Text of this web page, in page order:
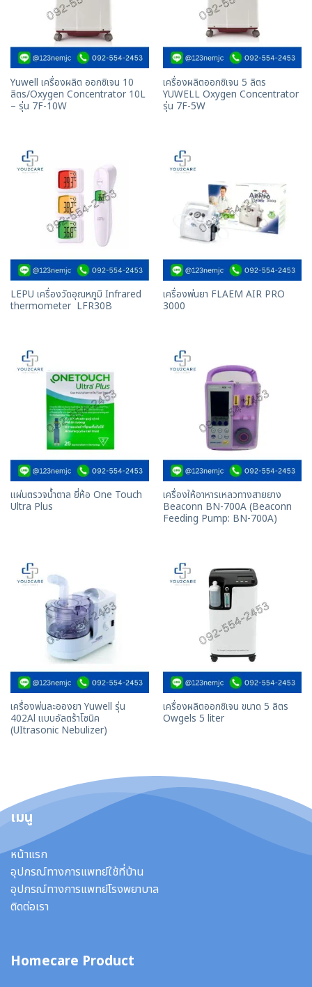
Yuwell เครื่องผลิต ออกซิเจน 10
ลิตร/Oxygen Concentrator 10L
– รุ่น 7F-10W
เครื่องผลิตออกซิเจน 5 ลิตร
YUWELL Oxygen Concentrator
รุ่น 7F-5W
LEPU เครื่องวัดอุณหภูมิ Infrared
thermometer LFR30B
เครื่องพ่นยา FLAEM AIR PRO
3000
แผ่นตรวจน้ำตาล ยี่ห้อ One Touch
Ultra Plus
เครื่องให้อาหารเหลวทางสายยาง
Beaconn BN-700A (Beaconn
Feeding Pump: BN-700A)
เครื่องพ่นละอองยา Yuwell รุ่น
402Al แบบอัลตร้าโซนิค
(UItrasonic Nebulizer)
เครื่องผลิตออกซิเจน ขนาด 5 ลิตร
Owgels 5 liter
เมนู
หน้าแรก
อุปกรณ์ทางการแพทย์ใช้ที่บ้าน
อุปกรณ์ทางการแพทย์โรงพยาบาล
ติดต่อเรา
Homecare Product